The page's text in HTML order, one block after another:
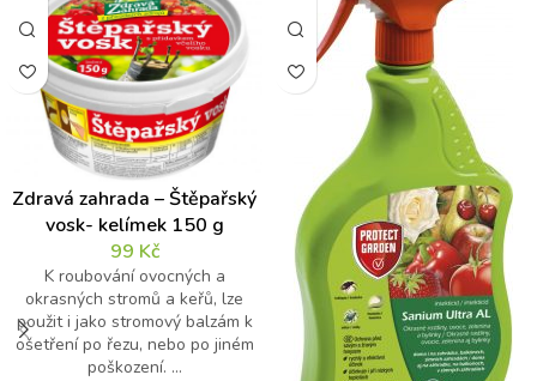
Křestní jméno Příjmení
E-mail*
Váš dotaz*
Zdravá zahrada – Štěpařský
vosk- kelímek 150 g
99 Kč
K roubování ovocných a
okrasných stromů a keřů, lze
použit i jako stromový balzám k
ošetření po řezu, nebo po jiném
poškození. ...